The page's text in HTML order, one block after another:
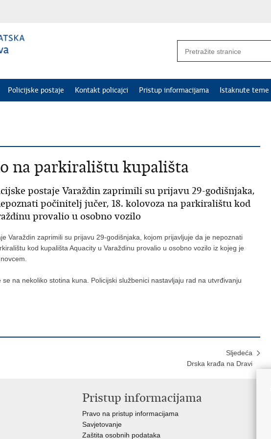
Policijske postaje Kontakt policajci Pristup informacijama Istaknute teme
na parkiralištu kupališta
postaje Varaždin zaprimili su prijavu 29-godišnjaka,
počinitelj jučer, 18. kolovoza na parkiralištu kod
provalio u osobno vozilo
Varaždin zaprimili su prijavu 29-godišnjaka, kojom prijavljuje da je nepoznati
kod kupališta Aquacity u Varaždinu provalio u osobno vozilo iz kojeg je
na nekoliko stotina kuna. Policijski službenici nastavljaju rad na utvrđivanju
Sljedeća
Drska krađa na Dravi
Pristup informacijama
Pravo na pristup informacijama
Savjetovanje
Zaštita osobnih podataka